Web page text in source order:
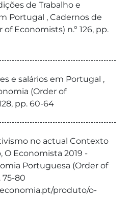
de Trabalho e
Portugal , Cadernos de
Economists) n.º 126, pp.
e salários em Portugal ,
(Order of
pp. 60-64
no actual Contexto
O Economista 2019 -
Portuguesa (Order of
75-80
produto/o-